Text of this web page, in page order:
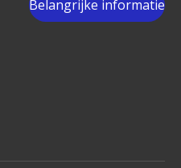
Belangrijke informatie